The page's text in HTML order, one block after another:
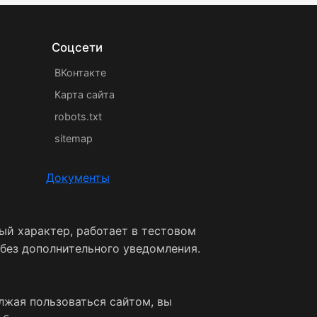
Соцсети
ВКонтакте
Карта сайта
robots.txt
sitemap
Документы
характер, работает в тестовом
дополнительного уведомления.
пользоваться сайтом, вы